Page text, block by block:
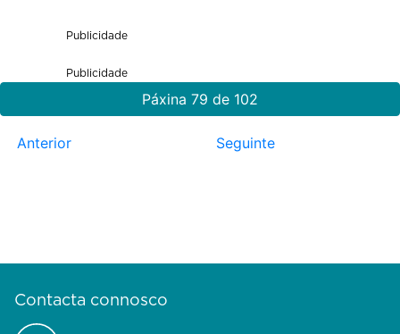
Publicidade
Publicidade
Páxina 79 de 102
Anterior Seguinte
Contacta connosco